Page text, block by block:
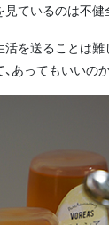
ているのは不健
を送ることは難
あってもいいの